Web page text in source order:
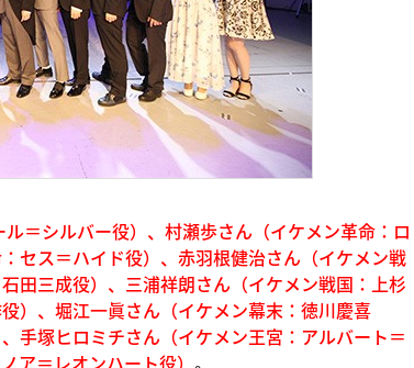
＝シルバー役）、村瀬歩さん（イケメン革命：ロ
セス＝ハイド役）、赤羽根健治さん（イケメン戦
田三成役）、三浦祥朗さん（イケメン戦国：上杉
）、堀江一眞さん（イケメン幕末：徳川慶喜
手塚ヒロミチさん（イケメン王宮：アルバート＝
ア＝レオンハート役） 。